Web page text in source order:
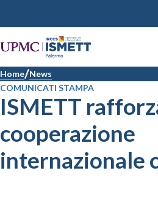
Home News
COMUNICATI STAMPA
ISMETT
cooperazione
internazionale